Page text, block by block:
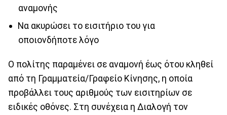
αναμονής
Να ακυρώσει το εισιτήριο του για
οποιονδήποτε λόγο
Ο πολίτης παραμένει σε αναμονή έως ότου κληθεί
από τη Γραμματεία/Γραφείο Κίνησης, η οποία
προβάλλει τους αριθμούς των εισιτηρίων σε
ειδικές οθόνες. Στη συνέχεια η Διαλογή τον